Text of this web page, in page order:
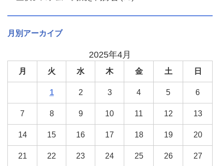
月別アーカイブ
2025年4月
月 火 水 木 金 土 日
1 2 3 4 5 6
7 8 9 10 11 12 13
14 15 16 17 18 19 20
21 22 23 24 25 26 27